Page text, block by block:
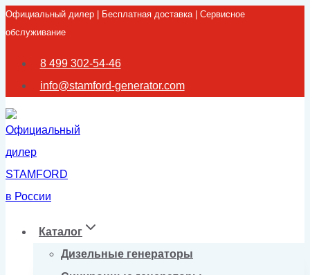
Перейти
к
содержимому
Официальный дилер | Бесплатная доставка | Сервисное
обслуживание
8 499 302-54-46
info@stamford-generator.com
Каталог
Дизельные генераторы